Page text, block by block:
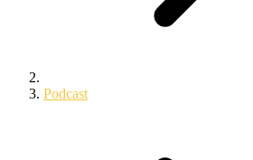
Podcast